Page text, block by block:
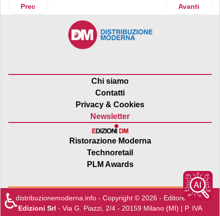
Articolo precedente: Ortofrutta: nel primo trimestre 2026
Prec Articolo
Avanti
Chi siamo
Contatti
Privacy & Cookies
Newsletter
Ristorazione Moderna
Technoretail
PLM Awards
distribuzionemoderna.info - Copyright © 2026 - Editore:Edra
Edizioni Srl - Via G. Piazzi, 2/4 - 20159 Milano (MI) | P. IVA